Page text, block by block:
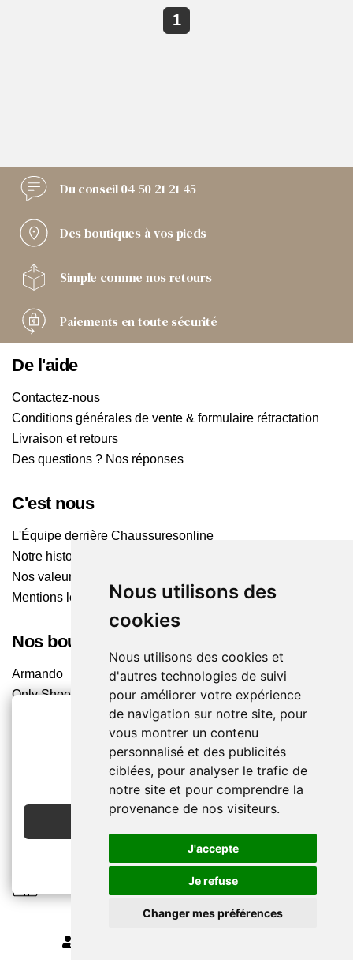
Nous utilisons des
cookies
Nous utilisons des cookies et
d'autres technologies de suivi
pour améliorer votre expérience
de navigation sur notre site, pour
vous montrer un contenu
personnalisé et des publicités
ciblées, pour analyser le trafic de
notre site et pour comprendre la
provenance de nos visiteurs.
J'accepte
Je refuse
Changer mes préférences
2€ OFFERTS
EN CRÉANT UN COMPTE
1
Du conseil04 50 21 21 45
Des boutiques à vos pieds
Simple comme nos retours
Paiements en toute sécurité
De l'aide
Contactez-nous
Conditions générales de vente & formulaire rétractation
Livraison et retours
Des questions ? Nos réponses
C'est nous
L'Équipe derrière Chaussuresonline
Notre histoire
Nos valeurs
Mentions légales
Nos boutiques
Armando
Only Shoes
Trouvez le magasin le plus proche
Chaussuresonline sur les Médias sociaux
et bons plans !